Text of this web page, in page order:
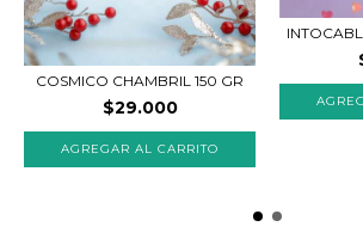
COSMICO CHAMBRIL 150 GR
$29.000